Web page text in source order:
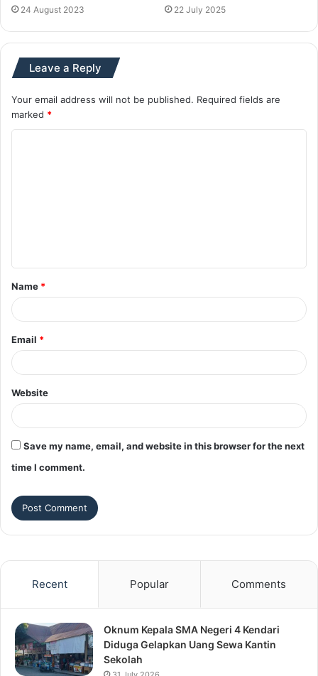
24 August 2023 22 July 2025
Leave a Reply
Your email address will not be published. Required fields are
marked *
t
*
Name *
Email *
Website
Save my name, email, and website in this browser for the next
time I comment.
Recent Popular Comments
Oknum Kepala SMA Negeri 4 Kendari
Diduga Gelapkan Uang Sewa Kantin
Sekolah